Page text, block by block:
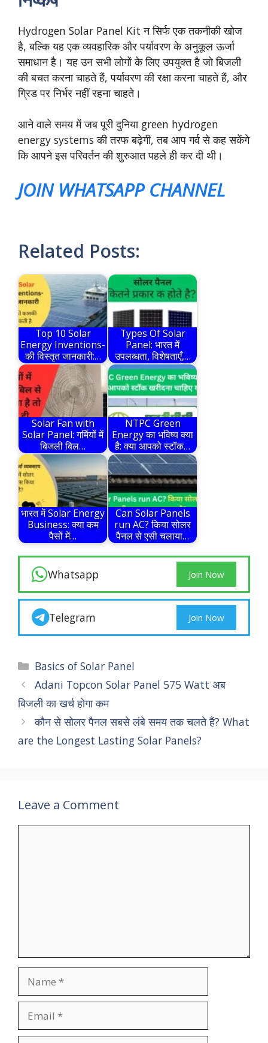
Hydrogen Solar Panel Kit न सिर्फ एक तकनीकी खोज
है, बल्कि यह एक व्यवहारिक और पर्यावरण के अनुकूल ऊर्जा
समाधान है। यह उन सभी लोगों के लिए उपयुक्त है जो बिजली
की बचत करना चाहते हैं, पर्यावरण की रक्षा करना चाहते हैं, और
ग्रिड पर निर्भर नहीं रहना चाहते।
आने वाले समय में जब पूरी दुनिया green hydrogen
energy systems की तरफ बढ़ेगी, तब आप गर्व से कह सकेंगे
कि आपने इस परिवर्तन की शुरुआत पहले ही कर दी थी।
JOIN WHATSAPP CHANNEL
Related Posts:
Top 10 Solar
Energy Inventions-
की विस्तृत जानकारी:…
Types Of Solar
Panel: भारत में
उपलब्धता, विशेषताएँ,…
Solar Fan with
Solar Panel: गर्मियों में
बिजली बिल…
NTPC Green
Energy का भविष्य क्या
है: क्या आपको स्टॉक…
भारत में Solar Energy
Business: क्या कम
पैसों में…
Can Solar Panels
run AC? किया सोलर
पैनल से एसी चलाया…
Whatsapp Join Now
Telegram Join Now
Categories
Basics of Solar Panel
Adani Topcon Solar Panel 575 Watt अब
बिजली का खर्च होगा कम
कौन से सोलर पैनल सबसे लंबे समय तक चलते हैं? What
are the Longest Lasting Solar Panels?
Leave a Comment
Name
Email